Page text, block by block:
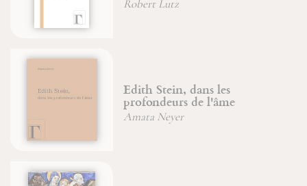
Edith Stein, dans les
profondeurs de l'âme